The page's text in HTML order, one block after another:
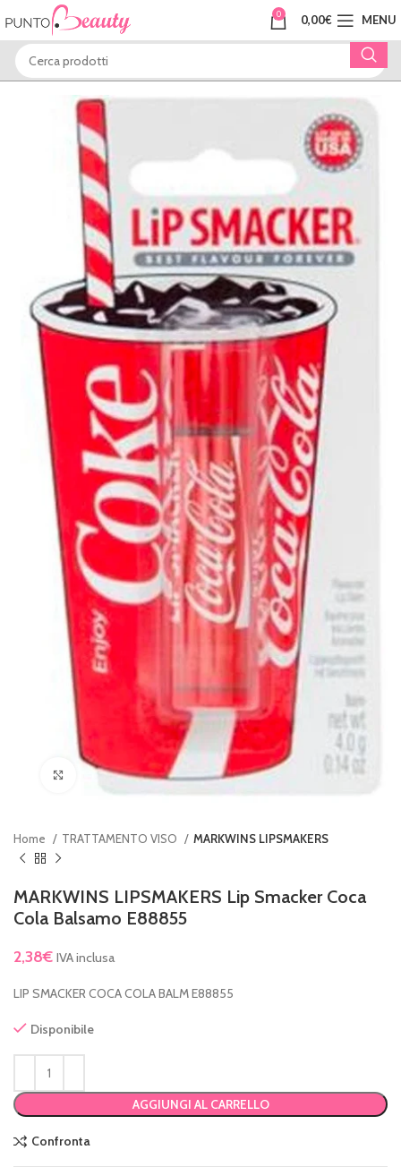
0 0,00€ MENU
Clicca per ingrandire
Home TRATTAMENTO VISO MARKWINS LIPSMAKERS
MARKWINS LIPSMAKERS Lip Smacker Coca
Cola Balsamo E88855
2,38€ IVA inclusa
LIP SMACKER COCA COLA BALM E88855
Disponibile
AGGIUNGI AL CARRELLO
Confronta